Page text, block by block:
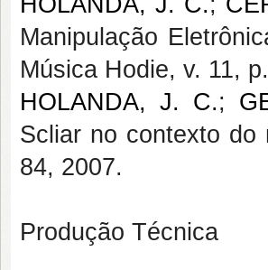
Manipulação
Música Hodie, v. 11,
HOLANDA, J. C.;
Scliar no contexto do
84, 2007.
Produção Técnica